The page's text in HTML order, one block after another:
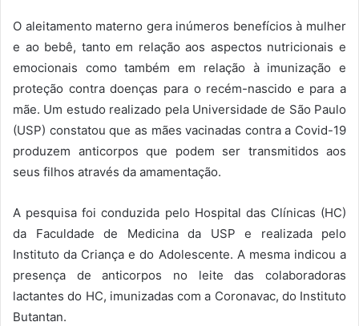
O aleitamento materno gera inúmeros benefícios à mulher
e ao bebê, tanto em relação aos aspectos nutricionais e
emocionais como também em relação à imunização e
proteção contra doenças para o recém-nascido e para a
mãe. Um estudo realizado pela Universidade de São Paulo
(USP) constatou que as mães vacinadas contra a Covid-19
produzem anticorpos que podem ser transmitidos aos
seus filhos através da amamentação.
A pesquisa foi conduzida pelo Hospital das Clínicas (HC)
da Faculdade de Medicina da USP e realizada pelo
Instituto da Criança e do Adolescente. A mesma indicou a
presença de anticorpos no leite das colaboradoras
lactantes do HC, imunizadas com a Coronavac, do Instituto
Butantan.